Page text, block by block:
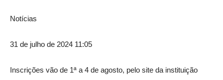
Notícias
31 de julho de 2024 11:05
Inscrições vão de 1ª a 4 de agosto, pelo site da instituição